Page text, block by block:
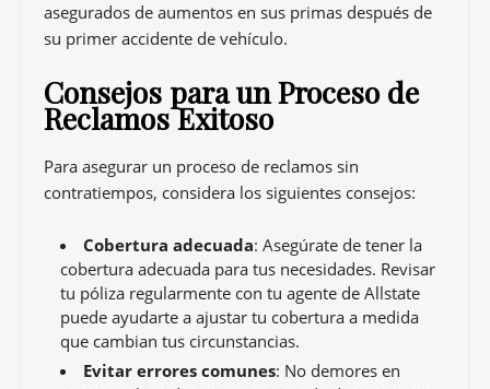
asegurados de aumentos en sus primas después de
su primer accidente de vehículo.
Consejos para un Proceso de
Reclamos Exitoso
Para asegurar un proceso de reclamos sin
contratiempos, considera los siguientes consejos:
Cobertura adecuada: Asegúrate de tener la
cobertura adecuada para tus necesidades. Revisar
tu póliza regularmente con tu agente de Allstate
puede ayudarte a ajustar tu cobertura a medida
que cambian tus circunstancias.
Evitar errores comunes: No demores en